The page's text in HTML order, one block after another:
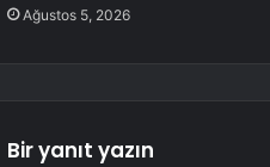
Ağustos 5, 2026
Bir yanıt yazın